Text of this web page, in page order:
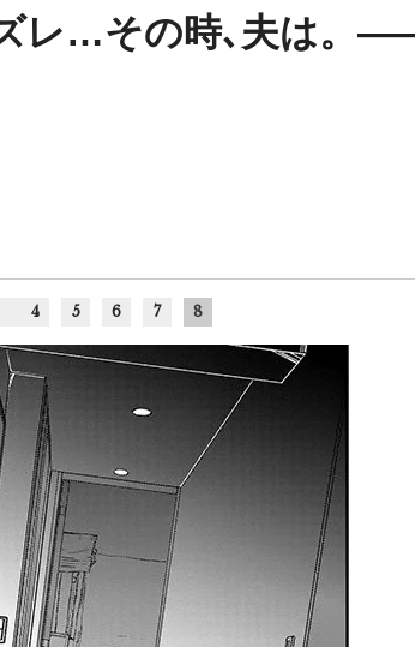
レ…その時､夫は。
4 5 6 7 8